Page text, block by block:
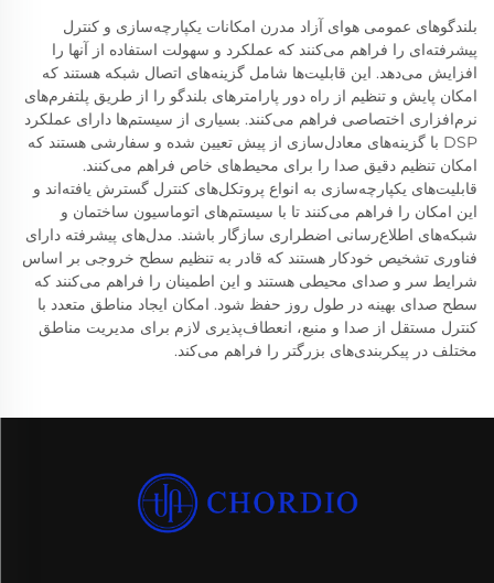
بلندگوهای عمومی هوای آزاد مدرن امکانات یکپارچه‌سازی و کنترل
پیشرفته‌ای را فراهم می‌کنند که عملکرد و سهولت استفاده از آنها را
افزایش می‌دهد. این قابلیت‌ها شامل گزینه‌های اتصال شبکه هستند که
امکان پایش و تنظیم از راه دور پارامترهای بلندگو را از طریق پلتفرم‌های
نرم‌افزاری اختصاصی فراهم می‌کنند. بسیاری از سیستم‌ها دارای عملکرد
DSP با گزینه‌های معادل‌سازی از پیش تعیین شده و سفارشی هستند که
امکان تنظیم دقیق صدا را برای محیط‌های خاص فراهم می‌کنند.
قابلیت‌های یکپارچه‌سازی به انواع پروتکل‌های کنترل گسترش یافته‌اند و
این امکان را فراهم می‌کنند تا با سیستم‌های اتوماسیون ساختمان و
شبکه‌های اطلاع‌رسانی اضطراری سازگار باشند. مدل‌های پیشرفته دارای
فناوری تشخیص خودکار هستند که قادر به تنظیم سطح خروجی بر اساس
شرایط سر و صدای محیطی هستند و این اطمینان را فراهم می‌کنند که
سطح صدای بهینه در طول روز حفظ شود. امکان ایجاد مناطق متعدد با
کنترل مستقل از صدا و منبع، انعطاف‌پذیری لازم برای مدیریت مناطق
مختلف در پیکربندی‌های بزرگتر را فراهم می‌کند.